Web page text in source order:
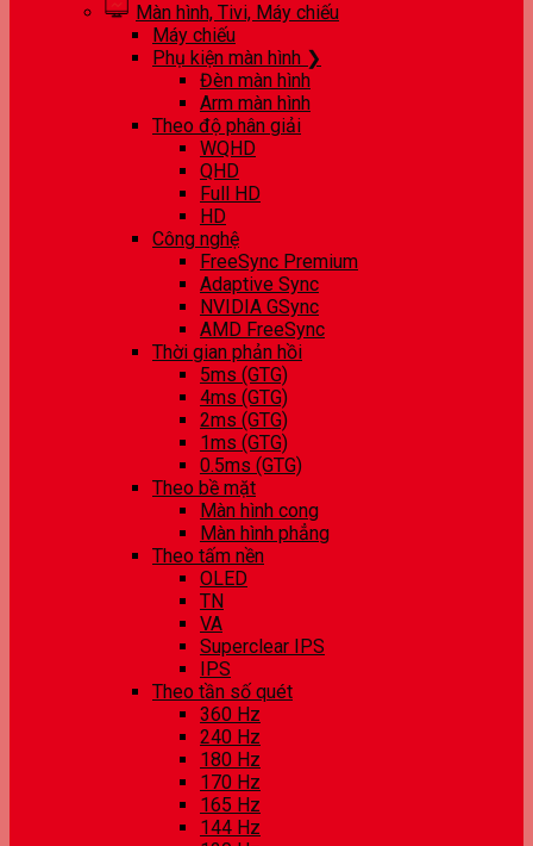
Màn hình, Tivi, Máy chiếu
Máy chiếu
Phụ kiện màn hình ❯
Đèn màn hình
Arm màn hình
Theo độ phân giải
WQHD
QHD
Full HD
HD
Công nghệ
FreeSync Premium
Adaptive Sync
NVIDIA GSync
AMD FreeSync
Thời gian phản hồi
5ms (GTG)
4ms (GTG)
2ms (GTG)
1ms (GTG)
0.5ms (GTG)
Theo bề mặt
Màn hình cong
Màn hình phẳng
Theo tấm nền
OLED
TN
VA
Superclear IPS
IPS
Theo tần số quét
360 Hz
240 Hz
180 Hz
170 Hz
165 Hz
144 Hz